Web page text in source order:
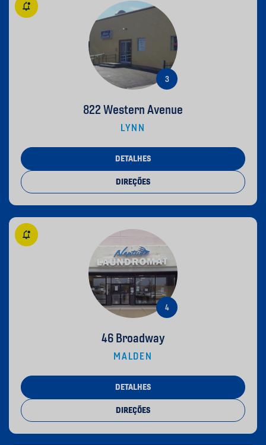
822 Western Avenue
LYNN
DETALHES
DIREÇÕES
46 Broadway
MALDEN
DETALHES
DIREÇÕES